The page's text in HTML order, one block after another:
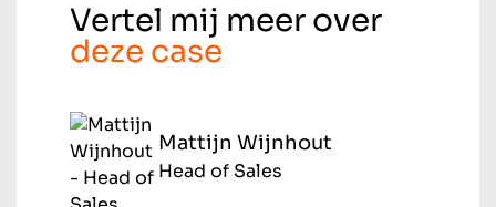
Vertel mij meer over
deze case
Mattijn Wijnhout
Head of Sales